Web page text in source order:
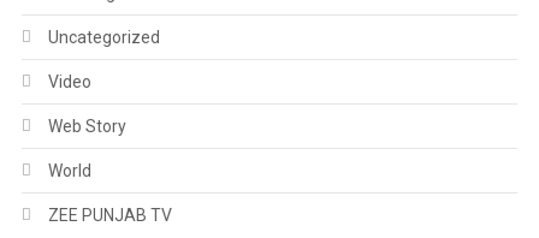
Uncategorized
Video
Web Story
World
ZEE PUNJAB TV